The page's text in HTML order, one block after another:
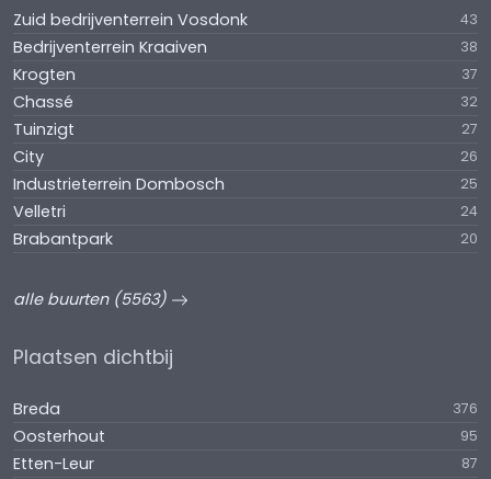
Zuid bedrijventerrein Vosdonk 43
Bedrijventerrein Kraaiven 38
Krogten 37
Chassé 32
Tuinzigt 27
City 26
Industrieterrein Dombosch 25
Velletri 24
Brabantpark 20
alle buurten (5563)
Plaatsen dichtbij
Breda 376
Oosterhout 95
Etten-Leur 87